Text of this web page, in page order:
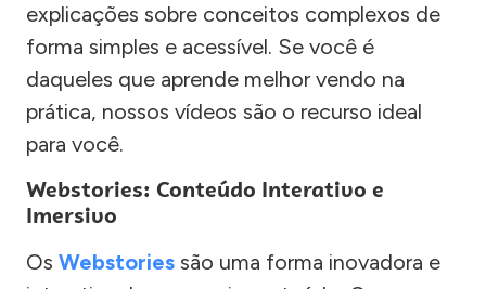
explicações sobre conceitos complexos de
forma simples e acessível. Se você é
daqueles que aprende melhor vendo na
prática, nossos vídeos são o recurso ideal
para você.
Webstories: Conteúdo Interativo e
Imersivo
Os Webstories são uma forma inovadora e